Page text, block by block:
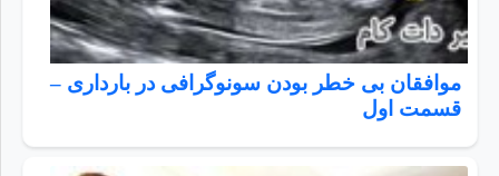
موافقان بی خطر بودن سونوگرافی در بارداری –
قسمت اول